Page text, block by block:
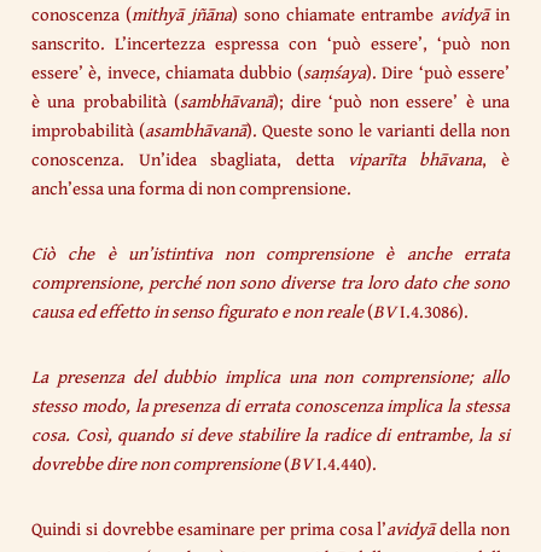
conoscenza (mithyā jñāna) sono chiamate entrambe avidyāin
sanscrito. L’incertezza espressa con ‘può essere’, ‘può non
essere’ è, invece, chiamata dubbio (saṃśaya). Dire ‘può essere’
è una probabilità (sambhāvanā); dire ‘può non essere’ è una
improbabilità (asambhāvanā). Queste sono le varianti della non
conoscenza. Un’idea sbagliata, detta viparīta bhāvana, è
anch’essa una forma di non comprensione.
Ciò che è un’istintiva non comprensione è anche errata
comprensione, perché non sono diverse tra loro dato che sono
causa ed effetto in senso figurato e non reale(BVI.4.3086).
La presenza del dubbio implica una non comprensione; allo
stesso modo, la presenza di errata conoscenza implica la stessa
cosa. Così, quando si deve stabilire la radice di entrambe, la si
dovrebbe dire non comprensione(BVI.4.440).
Quindi si dovrebbe esaminare per prima cosa l’avidyādella non